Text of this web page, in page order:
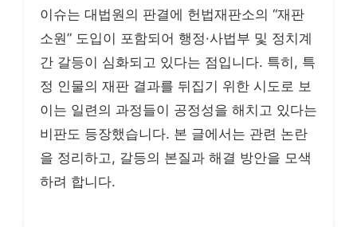
이슈는 대법원의 판결에 헌법재판소의 “재판
소원” 도입이 포함되어 행정·사법부 및 정치계
간 갈등이 심화되고 있다는 점입니다. 특히, 특
정 인물의 재판 결과를 뒤집기 위한 시도로 보
이는 일련의 과정들이 공정성을 해치고 있다는
비판도 등장했습니다. 본 글에서는 관련 논란
을 정리하고, 갈등의 본질과 해결 방안을 모색
하려 합니다.